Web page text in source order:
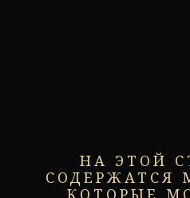
НА ЭТОЙ
СОДЕРЖАТСЯ